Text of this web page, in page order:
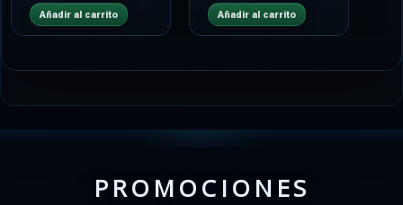
Añadir al carrito Añadir al carrito
PROMOCIONES